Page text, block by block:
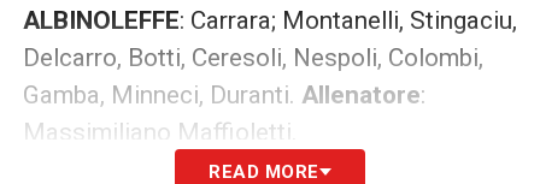
ALBINOLEFFE: Carrara; Montanelli, Stingaciu,
Delcarro, Botti, Ceresoli, Nespoli, Colombi,
Gamba, Minneci, Duranti. Allenatore:
Massimiliano Maffioletti.
READ MORE